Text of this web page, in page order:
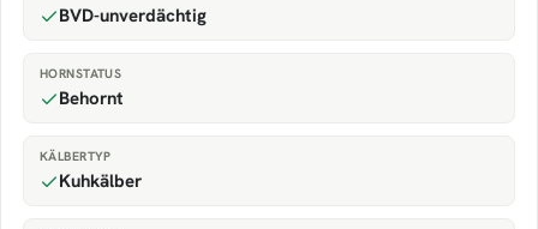
BVD-unverdächtig
HORNSTATUS
Behornt
KÄLBERTYP
Kuhkälber